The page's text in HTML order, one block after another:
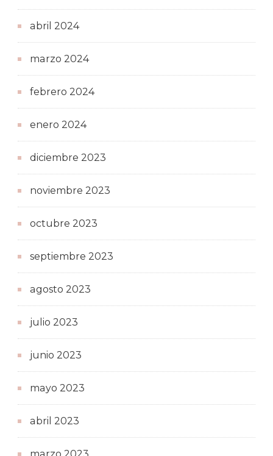
abril 2024
marzo 2024
febrero 2024
enero 2024
diciembre 2023
noviembre 2023
octubre 2023
septiembre 2023
agosto 2023
julio 2023
junio 2023
mayo 2023
abril 2023